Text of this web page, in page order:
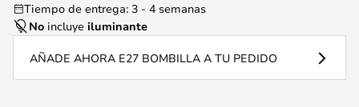
Tiempo de entrega: 3 - 4 semanas
No incluye iluminante
AÑADE AHORA E27 BOMBILLA A TU PEDIDO